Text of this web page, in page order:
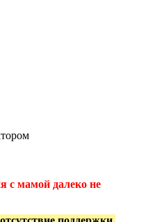
мамой далеко не